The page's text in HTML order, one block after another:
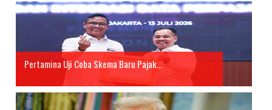
Pertamina Uji Coba Skema Baru Pajak...